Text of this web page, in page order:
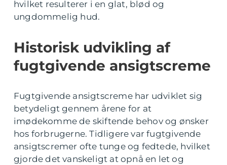
hvilket resulterer i en glat, blød og
ungdommelig hud.
Historisk udvikling af
fugtgivende ansigtscreme
Fugtgivende ansigtscreme har udviklet sig
betydeligt gennem årene for at
imødekomme de skiftende behov og ønsker
hos forbrugerne. Tidligere var fugtgivende
ansigtscremer ofte tunge og fedtede, hvilket
gjorde det vanskeligt at opnå en let og